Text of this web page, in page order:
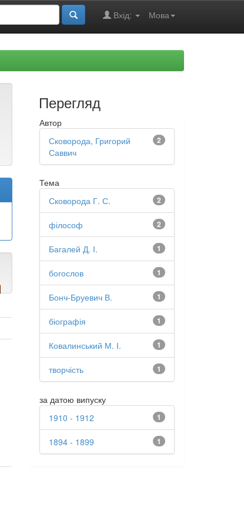
Мова
Вхід:
Перегляд
Автор
2
Сковорода, Григорий
Саввич
Тема
2
Сковорода Г. С.
2
філософ
1
Багалей Д. І.
1
богослов
1
Бонч-Бруевич В.
1
біографія
1
Ковалинський М. І.
1
творчість
за датою випуску
1
1910 - 1912
1
1894 - 1899